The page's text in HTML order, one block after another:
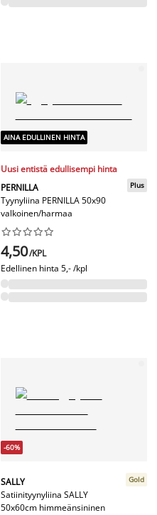
AINA EDULLINEN HINTA
Uusi entistä edullisempi hinta
PERNILLA
Tyynyliina PERNILLA 50x90
valkoinen/harmaa
Plus






4,50/KPL
Edellinen hinta 5,- /kpl
-60%
SALLY
Satiinityynyliina SALLY
50x60cm himmeänsininen
Gold